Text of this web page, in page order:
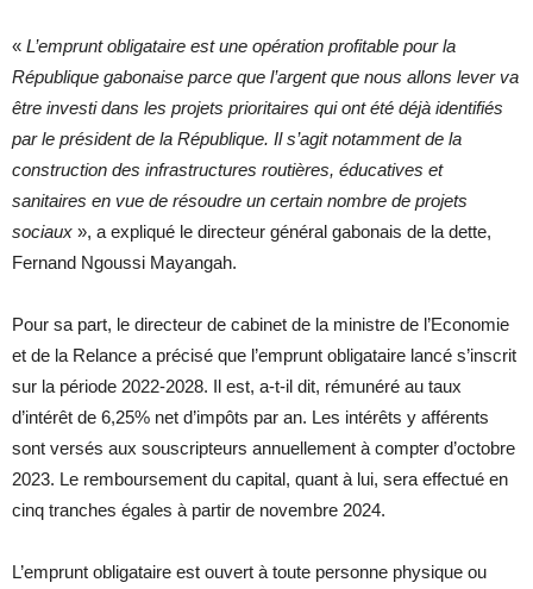
« L’emprunt obligataire est une opération profitable pour la
République gabonaise parce que l’argent que nous allons lever va
être investi dans les projets prioritaires qui ont été déjà identifiés
par le président de la République. Il s’agit notamment de la
construction des infrastructures routières, éducatives et
sanitaires en vue de résoudre un certain nombre de projets
sociaux », a expliqué le directeur général gabonais de la dette,
Fernand Ngoussi Mayangah.
Pour sa part, le directeur de cabinet de la ministre de l’Economie
et de la Relance a précisé que l’emprunt obligataire lancé s’inscrit
sur la période 2022-2028. Il est, a-t-il dit, rémunéré au taux
d’intérêt de 6,25% net d’impôts par an. Les intérêts y afférents
sont versés aux souscripteurs annuellement à compter d’octobre
2023. Le remboursement du capital, quant à lui, sera effectué en
cinq tranches égales à partir de novembre 2024.
L’emprunt obligataire est ouvert à toute personne physique ou